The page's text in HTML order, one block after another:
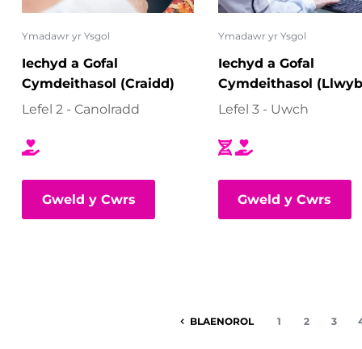
Ymadawr yr Ysgol
Iechyd a Gofal
Cymdeithasol (Craidd)
Lefel 2 - Canolradd
Gweld y Cwrs
Ymadawr yr Ysgol
Iechyd a Gofal
Cymdeithasol
Bioleg)
Lefel 3 - Uwch
Gweld y Cwrs
BLAENOROL 1 2 3